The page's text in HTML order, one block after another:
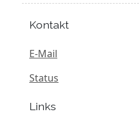
Kontakt
E-Mail
Status
Links